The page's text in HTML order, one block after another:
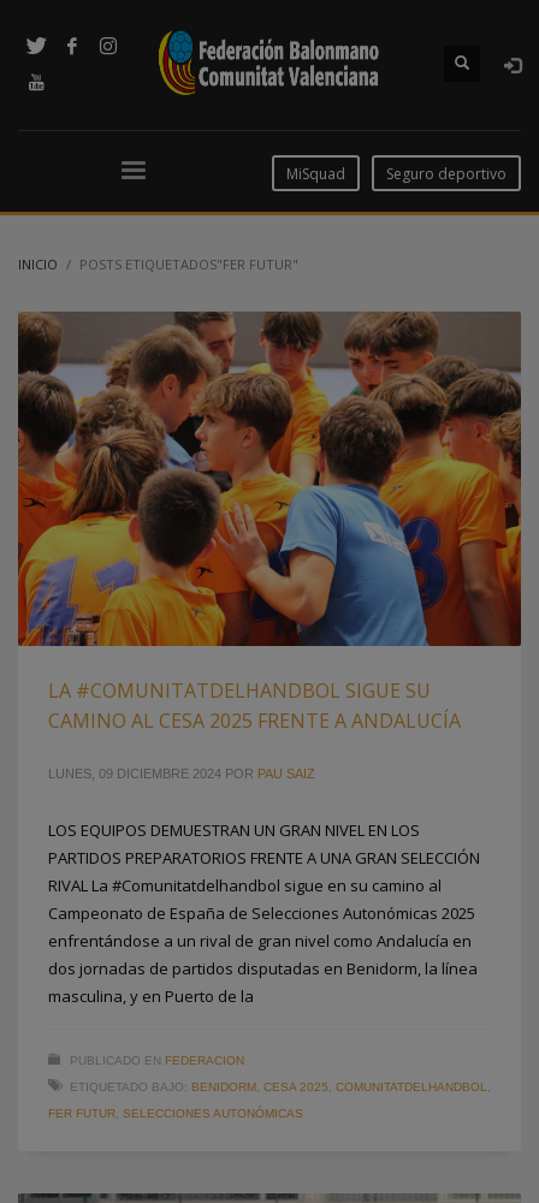
MiSquad Seguro deportivo
INICIO POSTS ETIQUETADOS"FER FUTUR"
LA #COMUNITATDELHANDBOL SIGUE SU
CAMINO AL CESA 2025 FRENTE A ANDALUCÍA
LUNES, 09 DICIEMBRE 2024 POR PAU SAIZ
LOS EQUIPOS DEMUESTRAN UN GRAN NIVEL EN LOS
PARTIDOS PREPARATORIOS FRENTE A UNA GRAN SELECCIÓN
RIVAL La #Comunitatdelhandbol sigue en su camino al
Campeonato de España de Selecciones Autonómicas 2025
enfrentándose a un rival de gran nivel como Andalucía en
dos jornadas de partidos disputadas en Benidorm, la línea
masculina, y en Puerto de la
PUBLICADO EN FEDERACION
ETIQUETADO BAJO: BENIDORM CESA 2025 COMUNITATDELHANDBOL
FER FUTUR SELECCIONES AUTONÓMICAS